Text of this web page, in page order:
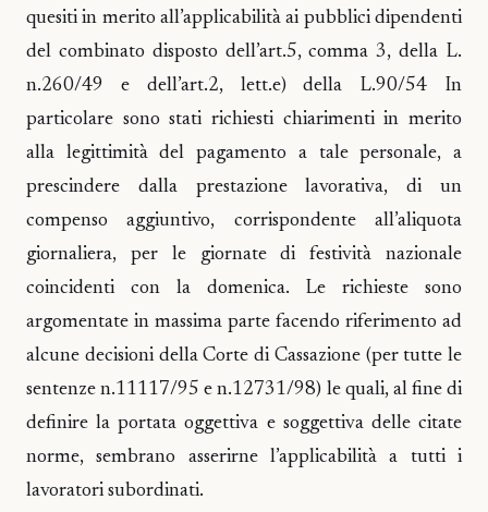
quesiti in merito all’applicabilità ai pubblici dipendenti
del combinato disposto dell’art.5, comma 3, della L.
n.260/49 e dell’art.2, lett.e) della L.90/54 In
particolare sono stati richiesti chiarimenti in merito
alla legittimità del pagamento a tale personale, a
prescindere dalla prestazione lavorativa, di un
compenso aggiuntivo, corrispondente all’aliquota
giornaliera, per le giornate di festività nazionale
coincidenti con la domenica. Le richieste sono
argomentate in massima parte facendo riferimento ad
alcune decisioni della Corte di Cassazione (per tutte le
sentenze n.11117/95 e n.12731/98) le quali, al fine di
definire la portata oggettiva e soggettiva delle citate
norme, sembrano asserirne l’applicabilità a tutti i
lavoratori subordinati.